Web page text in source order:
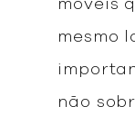
móveis
mesmo
não